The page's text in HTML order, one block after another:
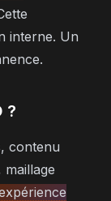
interne. Un
?
contenu